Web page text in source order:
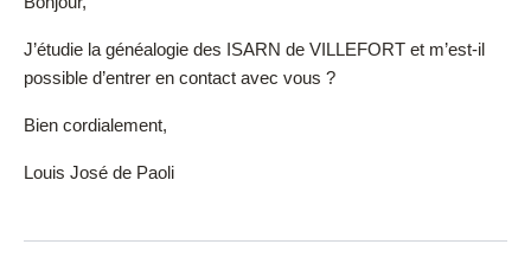
J’étudie la généalogie des ISARN de VILLEFORT et m’est-il
possible d’entrer en contact avec vous ?
Bien cordialement,
Louis José de Paoli